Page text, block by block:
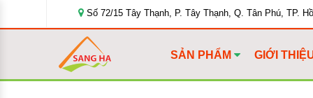
Số 72/15 Tây Thạnh, P. Tây Thạnh, Q. Tân Phú, TP.
SẢN PHẨM GIỚI